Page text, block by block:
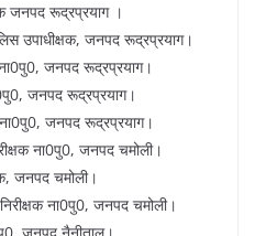
जनपद रूद्रप्रयाग ।
उपाधीक्षक, जनपद रूद्रप्रयाग।
जनपद रूद्रप्रयाग।
जनपद रूद्रप्रयाग।
जनपद रूद्रप्रयाग।
ना0पु0, जनपद चमोली।
जनपद चमोली।
ना0पु0, जनपद चमोली।